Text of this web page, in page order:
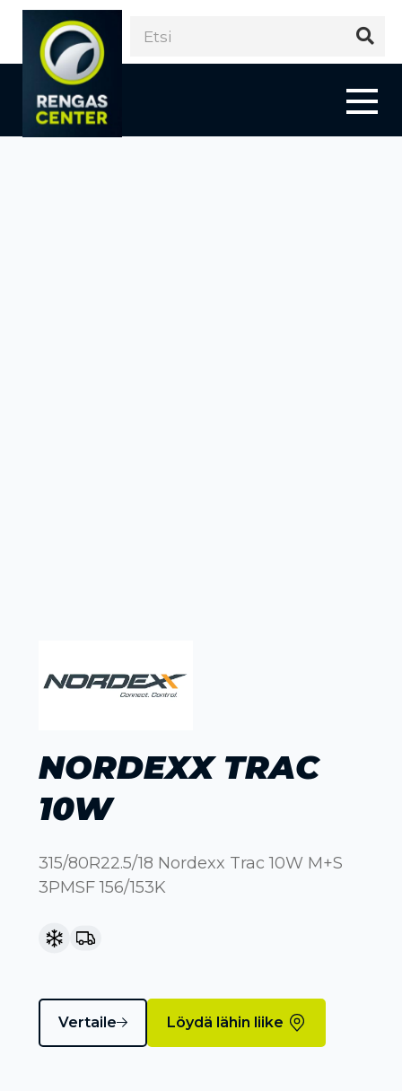
NORDEXX TRAC
10W
315/80R22.5/18 Nordexx Trac 10W M+S
3PMSF 156/153K
Vertaile Löydä lähin liike